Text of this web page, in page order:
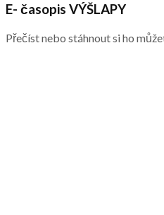
E- časopis VÝŠLAPY
Přečíst nebo stáhnout si ho